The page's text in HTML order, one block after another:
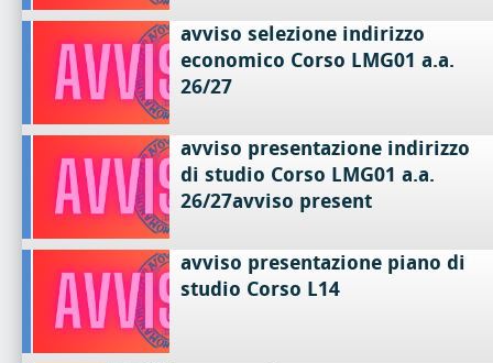
avviso selezione indirizzo
economico Corso LMG01 a.a.
26/27
avviso presentazione indirizzo
di studio Corso LMG01 a.a.
26/27avviso present
avviso presentazione piano di
studio Corso L14